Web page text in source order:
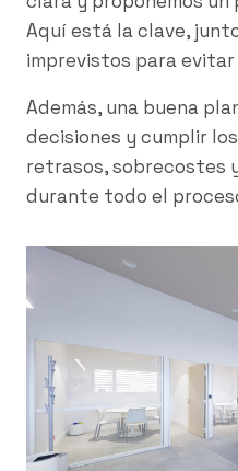
Aquí está la clave,
imprevistos para evitar
Además, una buena
decisiones y cumplir
retrasos, sobrecostes
durante todo el